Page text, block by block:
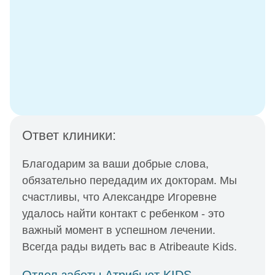
Ответ клиники:
Благодарим за ваши добрые слова,
обязательно передадим их докторам. Мы
счастливы, что Александре Игоревне
удалось найти контакт с ребенком - это
важный момент в успешном лечении.
Всегда рады видеть вас в Atribeaute Kids.